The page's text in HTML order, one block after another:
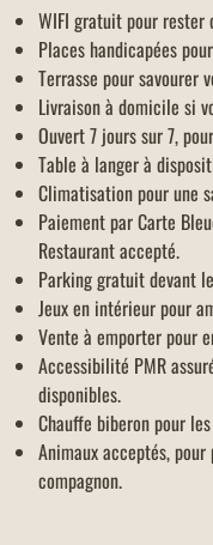
WIFI gratuit pour rester
Places handicapées
Terrasse pour savourer
Livraison à domicile si
Ouvert 7 jours sur 7,
Table à langer à
Climatisation pour une
Paiement par Carte
Restaurant accepté.
Parking gratuit devant
Jeux en intérieur pour
Vente à emporter pour
Accessibilité PMR
disponibles.
Chauffe biberon pour
Animaux acceptés,
compagnon.